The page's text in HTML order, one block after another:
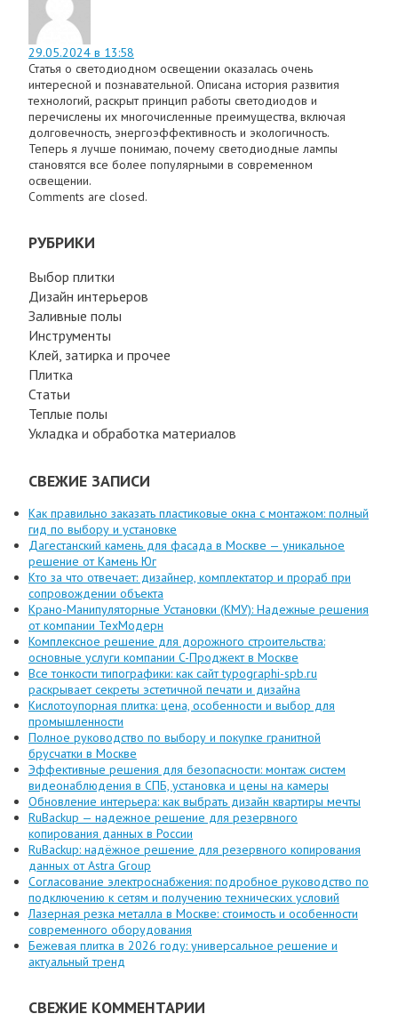
29.05.2024 в 13:58
Статья о светодиодном освещении оказалась очень
интересной и познавательной. Описана история развития
технологий, раскрыт принцип работы светодиодов и
перечислены их многочисленные преимущества, включая
долговечность, энергоэффективность и экологичность.
Теперь я лучше понимаю, почему светодиодные лампы
становятся все более популярными в современном
освещении.
Comments are closed.
РУБРИКИ
Выбор плитки
Дизайн интерьеров
Заливные полы
Инструменты
Клей, затирка и прочее
Плитка
Статьи
Теплые полы
Укладка и обработка материалов
СВЕЖИЕ ЗАПИСИ
Как правильно заказать пластиковые окна с монтажом: полный
гид по выбору и установке
Дагестанский камень для фасада в Москве — уникальное
решение от Камень Юг
Кто за что отвечает: дизайнер, комплектатор и прораб при
сопровождении объекта
Крано-Манипуляторные Установки (КМУ): Надежные решения
от компании ТехМодерн
Комплексное решение для дорожного строительства:
основные услуги компании C-Проджект в Москве
Все тонкости типографики: как сайт typographi-spb.ru
раскрывает секреты эстетичной печати и дизайна
Кислотоупорная плитка: цена, особенности и выбор для
промышленности
Полное руководство по выбору и покупке гранитной
брусчатки в Москве
Эффективные решения для безопасности: монтаж систем
видеонаблюдения в СПБ, установка и цены на камеры
Обновление интерьера: как выбрать дизайн квартиры мечты
RuBackup — надежное решение для резервного
копирования данных в России
RuBackup: надёжное решение для резервного копирования
данных от Astra Group
Согласование электроснабжения: подробное руководство по
подключению к сетям и получению технических условий
Лазерная резка металла в Москве: стоимость и особенности
современного оборудования
Бежевая плитка в 2026 году: универсальное решение и
актуальный тренд
СВЕЖИЕ КОММЕНТАРИИ